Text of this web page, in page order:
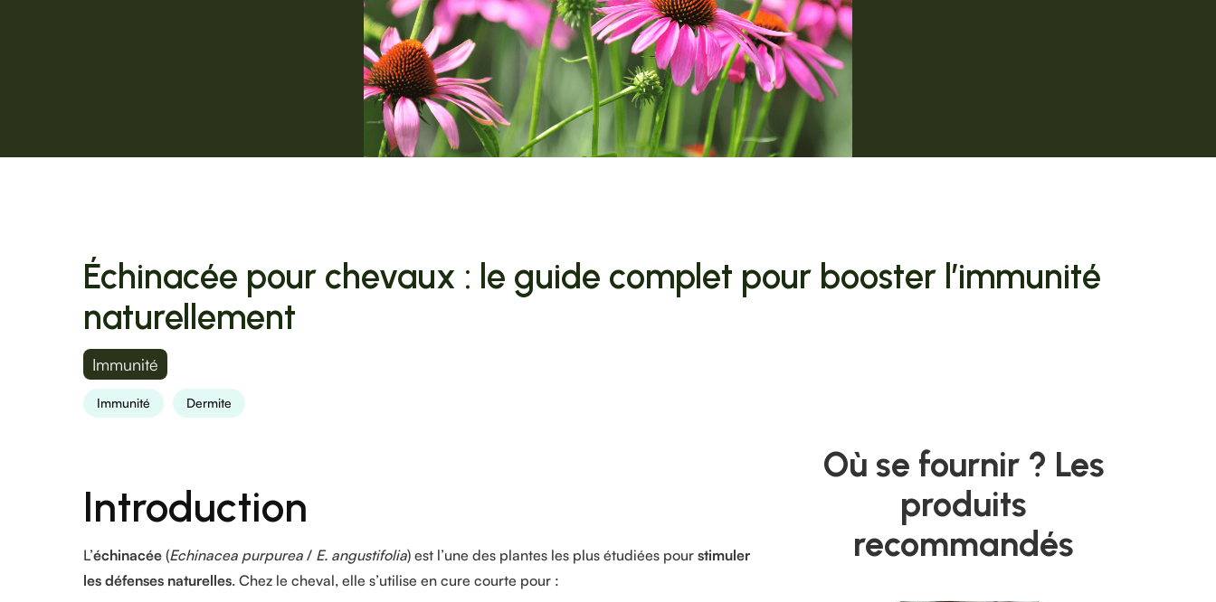
Échinacée pour chevaux : le guide complet pour booster l’immunité
naturellement
Immunité
Immunité Dermite
Introduction
L’échinacée (Echinacea purpurea / E. angustifolia) est l’une des plantes les plus étudiées pour stimuler
les défenses naturelles. Chez le cheval, elle s’utilise en cure courte pour :
Où se fournir ? Les
produits
recommandés